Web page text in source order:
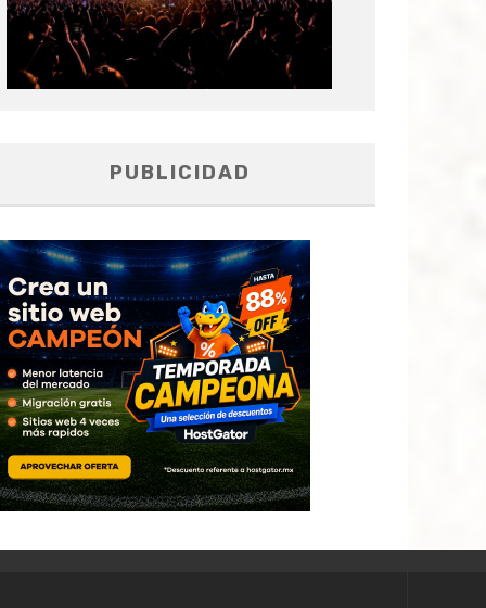
PUBLICIDAD